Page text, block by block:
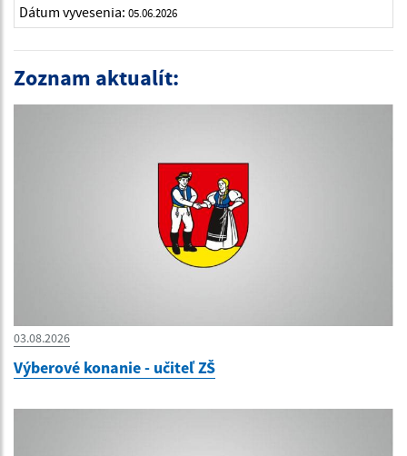
Dátum vyvesenia: 05.06.2026
Zoznam aktualít:
03.08.2026
Výberové konanie - učiteľ ZŠ